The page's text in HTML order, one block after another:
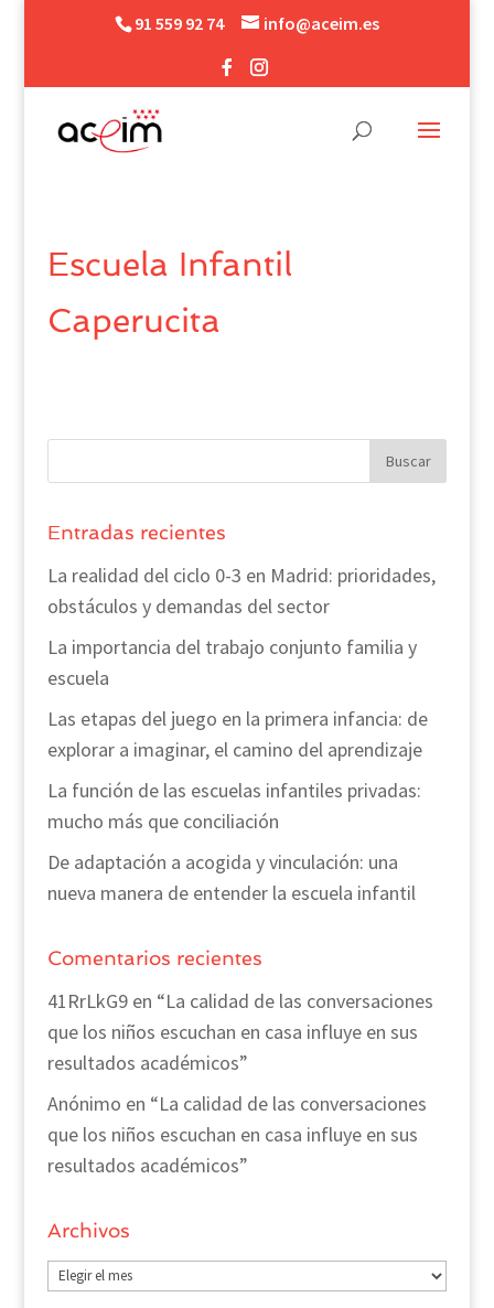
91 559 92 74 info@aceim.es
Escuela Infantil
Caperucita
Entradas recientes
La realidad del ciclo 0-3 en Madrid: prioridades,
obstáculos y demandas del sector
La importancia del trabajo conjunto familia y
escuela
Las etapas del juego en la primera infancia: de
explorar a imaginar, el camino del aprendizaje
La función de las escuelas infantiles privadas:
mucho más que conciliación
De adaptación a acogida y vinculación: una
nueva manera de entender la escuela infantil
Comentarios recientes
41RrLkG9en “La calidad de las conversaciones
que los niños escuchan en casa influye en sus
resultados académicos”
Anónimo en “La calidad de las conversaciones
que los niños escuchan en casa influye en sus
resultados académicos”
Archivos
Archivos